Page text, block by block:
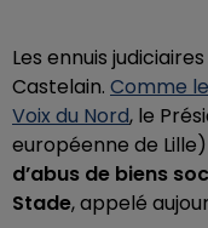
Les ennuis
Castelain. Comme
Voix du Nord, le
européenne de
d’abus de biens
Stade, appelé